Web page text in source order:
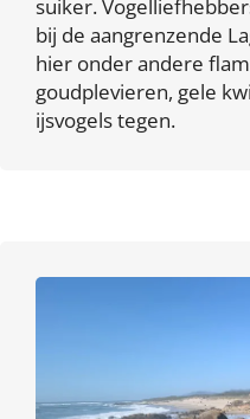
suiker.
bij de aangrenzende
hier onder andere
goudplevieren, gele
ijsvogels tegen.